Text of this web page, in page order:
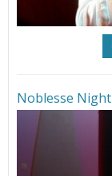
Noblesse